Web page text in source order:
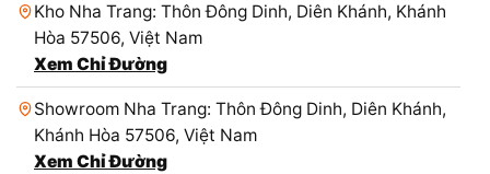
Kho Nha Trang: Thôn Đông Dinh, Diên Khánh, Khánh
Hòa 57506, Việt Nam
Xem Chỉ Đường
Showroom Nha Trang: Thôn Đông Dinh, Diên Khánh,
Khánh Hòa 57506, Việt Nam
Xem Chỉ Đường